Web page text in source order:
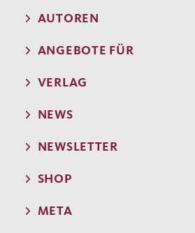
AUTOREN
ANGEBOTE FÜR
VERLAG
NEWS
NEWSLETTER
SHOP
META